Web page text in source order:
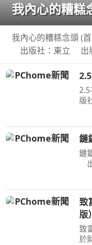
我內心的糟糕
我內心的糟糕念頭 (
出版社：東立 出
這次居然開始同居？
太郎居然面臨得到山
版
了
懷
鏈
鏈
與
致
版
堂
致
於